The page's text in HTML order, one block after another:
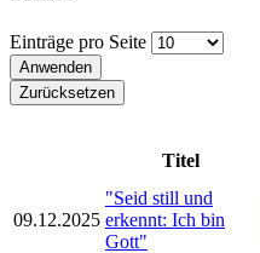
Einträge pro Seite
Titel
09.12.2025
"Seid still und
erkennt: Ich bin
Gott"